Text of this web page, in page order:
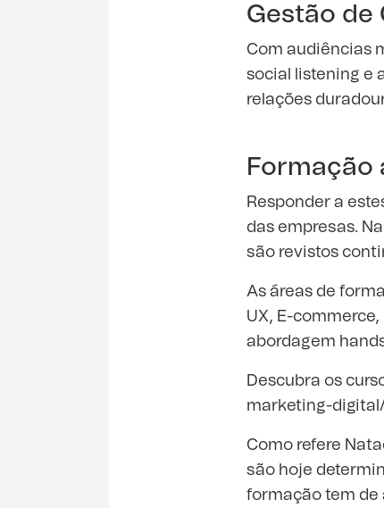
Gestão de
Com audiências
social listening e
relações
Formação
Responder a
das empresas.
são revistos
As áreas de
UX, E-
abordagem
Descubra os
marketing-digital/
Como refere
são hoje
formação tem de